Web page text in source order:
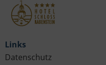
Links
Datenschutz